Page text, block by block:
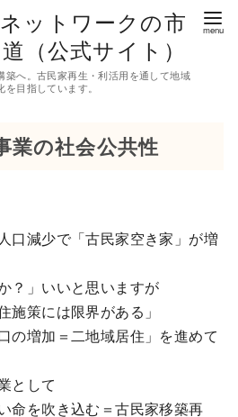
ットワークの市
（公式サイト）
築へ。古民家再生・利活用を通して地域
を目指しています。
業の社会公共性
口減少で「古民家空き家」が増
？」いいと思いますが
施策には限界がある」
の増加＝二地域居住」を進めて
として
命を吹き込む＝古民家移築再